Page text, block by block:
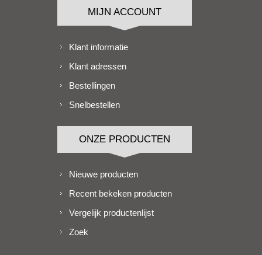
MIJN ACCOUNT
Klant informatie
Klant adressen
Bestellingen
Snelbestellen
ONZE PRODUCTEN
Nieuwe producten
Recent bekeken producten
Vergelijk productenlijst
Zoek